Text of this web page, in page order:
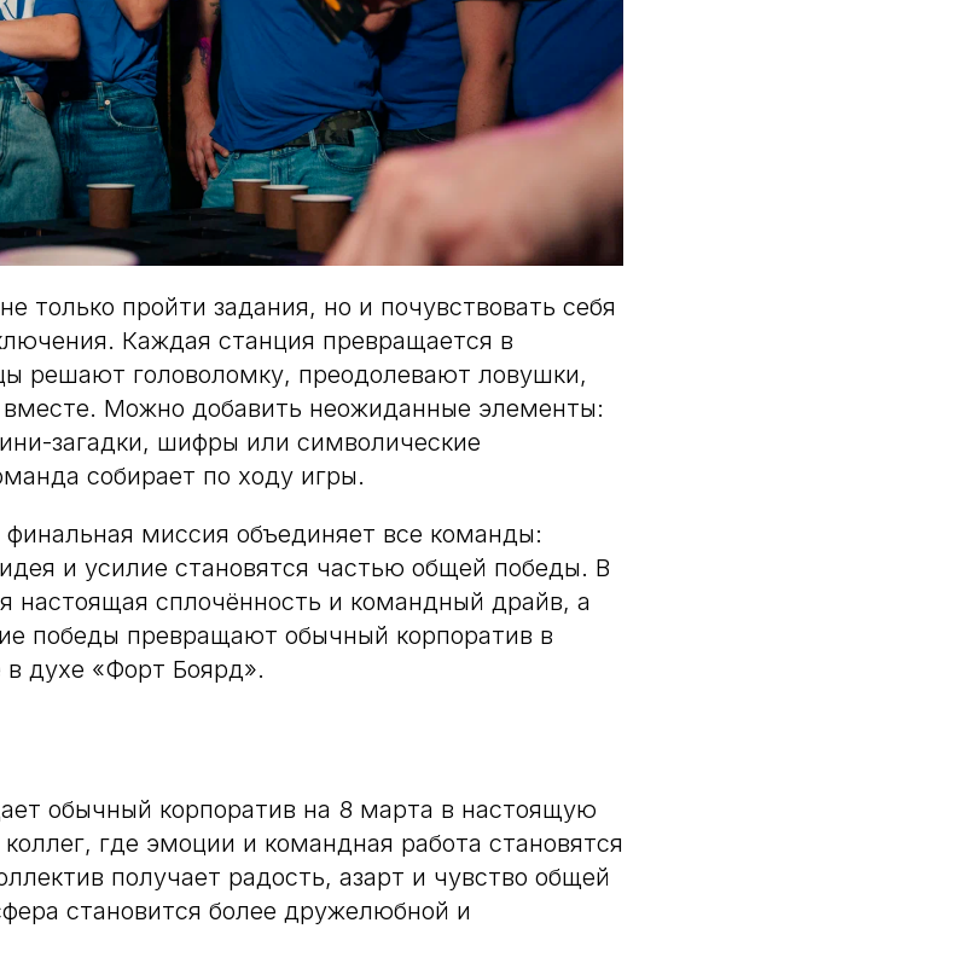
только пройти задания, но и почувствовать себя
Каждая станция превращается в
решают головоломку, преодолевают ловушки,
Можно добавить неожиданные элементы:
загадки, шифры или символические
собирает по ходу игры.
финальная миссия объединяет все команды:
и усилие становятся частью общей победы. В
настоящая сплочённость и командный драйв, а
победы превращают обычный корпоратив в
духе «Форт Боярд».
обычный корпоратив на 8 марта в настоящую
где эмоции и командная работа становятся
получает радость, азарт и чувство общей
становится более дружелюбной и